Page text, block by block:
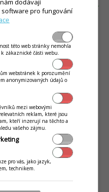
nedopřeje. Právě zde umí
na stole, ideálně i s
vám a rádi byste si
a objednejte si.“
si přímo z místa, kde
objednávky již neodradí.
– vyšší tržby
to, co jsme zmínili v samém
jídel a nápojů „mimo
a umožňujevybavit
se zvýší tržby
chystat nějaké jídlo a
zákazník objednal totéž.
jak se dostanou na řadu,
dodávají
pro fungování
této web stránky nemohla
zákaznické části webu.
webstránek k porozumění
anonymizovaných údajů o
mezi webovými
reklam, které jsou
kteří inzerují na těchto a
vašeho zájmu.
pro vás, jako jazyk,
technikem.